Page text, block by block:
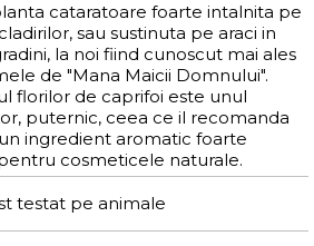
cataratoare foarte intalnita pe
sau sustinuta pe araci in
la noi fiind cunoscut mai ales
de "Mana Maicii Domnului".
florilor de caprifoi este unul
puternic, ceea ce il recomanda
ingredient aromatic foarte
cosmeticele naturale.
testat pe animale